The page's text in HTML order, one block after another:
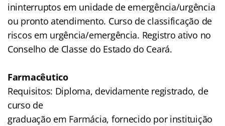
ininterruptos em unidade de emergência/urgência
ou pronto atendimento. Curso de classificação de
riscos em urgência/emergência. Registro ativo no
Conselho de Classe do Estado do Ceará.
Farmacêutico
Requisitos: Diploma, devidamente registrado, de
curso de
graduação em Farmácia, fornecido por instituição